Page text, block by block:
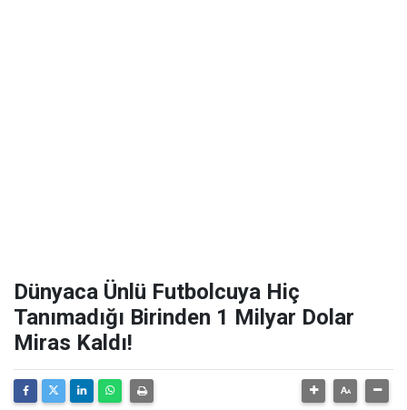
Dünyaca Ünlü Futbolcuya Hiç
Tanımadığı Birinden 1 Milyar Dolar
Miras Kaldı!